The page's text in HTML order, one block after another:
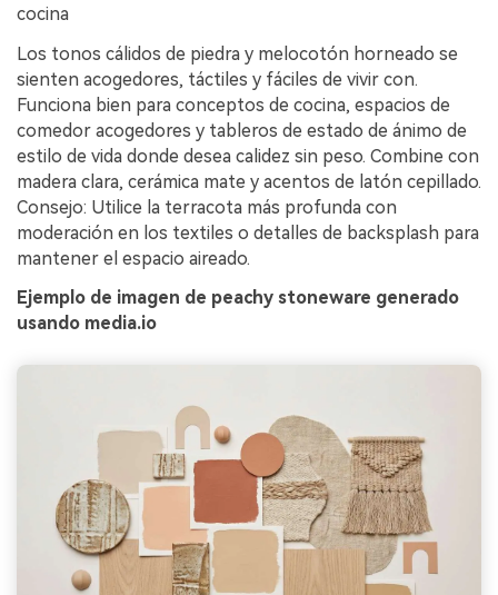
cocina
Los tonos cálidos de piedra y melocotón horneado se
sienten acogedores, táctiles y fáciles de vivir con.
Funciona bien para conceptos de cocina, espacios de
comedor acogedores y tableros de estado de ánimo de
estilo de vida donde desea calidez sin peso. Combine con
madera clara, cerámica mate y acentos de latón cepillado.
Consejo: Utilice la terracota más profunda con
moderación en los textiles o detalles de backsplash para
mantener el espacio aireado.
Ejemplo de imagen de peachy stoneware generado
usando media.io